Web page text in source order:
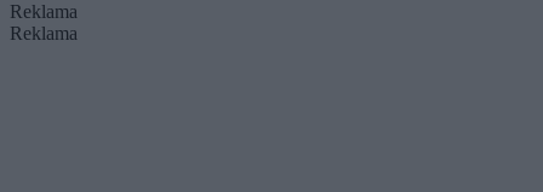
Reklama
Reklama